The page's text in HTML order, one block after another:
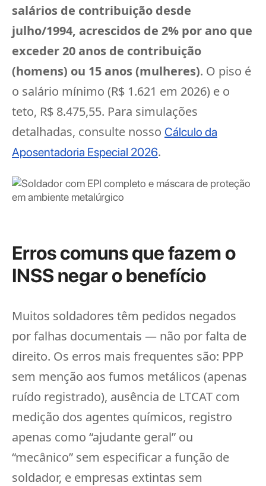
salários de contribuição desde
julho/1994, acrescidos de 2% por ano que
exceder 20 anos de contribuição
(homens) ou 15 anos (mulheres). O piso é
o salário mínimo (R$ 1.621 em 2026) e o
teto, R$ 8.475,55. Para simulações
detalhadas, consulte nosso Cálculo da
Aposentadoria Especial 2026.
Erros comuns que fazem o
INSS negar o benefício
Muitos soldadores têm pedidos negados
por falhas documentais — não por falta de
direito. Os erros mais frequentes são: PPP
sem menção aos fumos metálicos (apenas
ruído registrado), ausência de LTCAT com
medição dos agentes químicos, registro
apenas como “ajudante geral” ou
“mecânico” sem especificar a função de
soldador, e empresas extintas sem